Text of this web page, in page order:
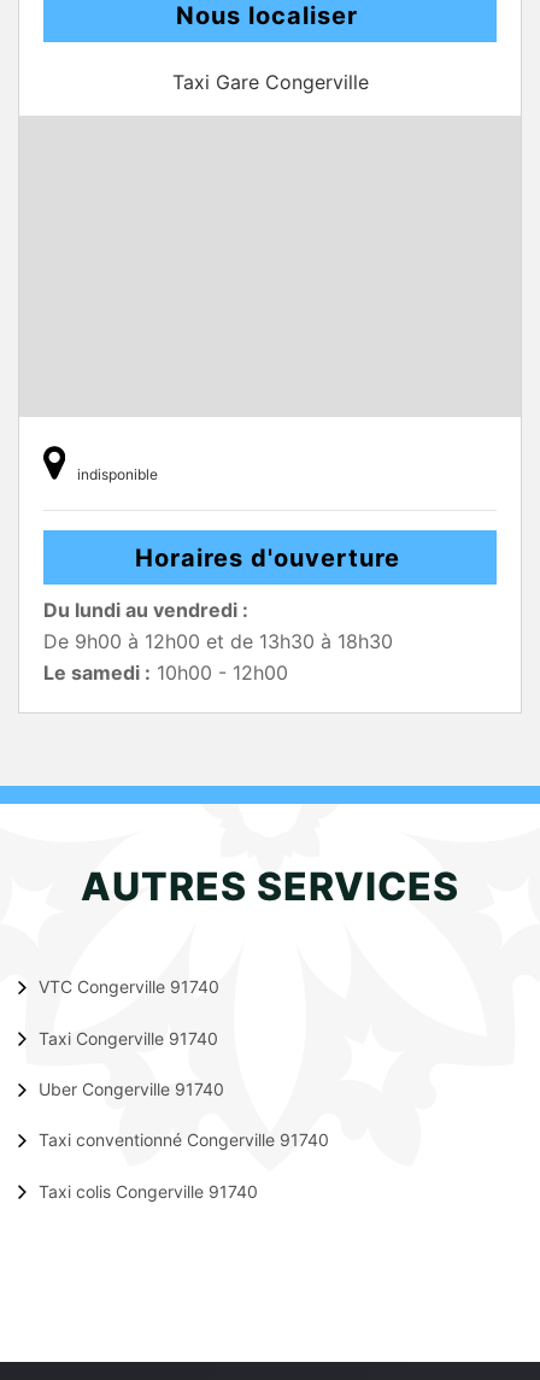
Nous localiser
Taxi Gare Congerville
indisponible
Horaires d'ouverture
Du lundi au vendredi :
De 9h00 à 12h00 et de 13h30 à 18h30
Le samedi : 10h00 - 12h00
AUTRES SERVICES
VTC Congerville 91740
Taxi Congerville 91740
Uber Congerville 91740
Taxi conventionné Congerville 91740
Taxi colis Congerville 91740